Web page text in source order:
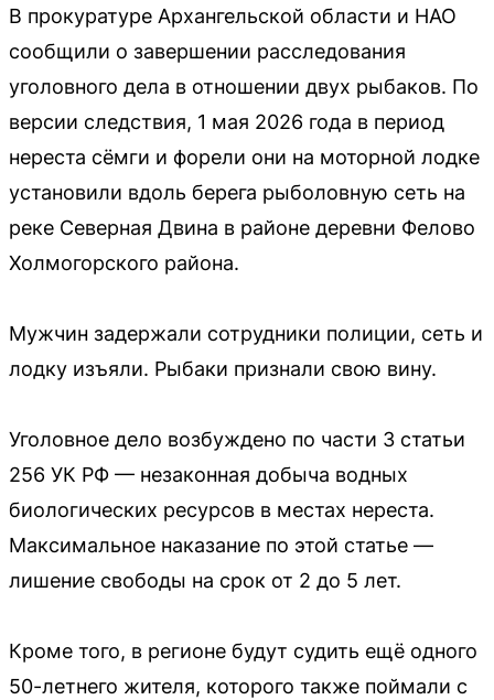
В прокуратуре Архангельской области и НАО
сообщили о завершении расследования
уголовного дела в отношении двух рыбаков. По
версии следствия, 1 мая 2026 года в период
нереста сёмги и форели они на моторной лодке
установили вдоль берега рыболовную сеть на
реке Северная Двина в районе деревни Фелово
Холмогорского района.
Мужчин задержали сотрудники полиции, сеть и
лодку изъяли. Рыбаки признали свою вину.
Уголовное дело возбуждено по части 3 статьи
256 УК РФ — незаконная добыча водных
биологических ресурсов в местах нереста.
Максимальное наказание по этой статье —
лишение свободы на срок от 2 до 5 лет.
Кроме того, в регионе будут судить ещё одного
50-летнего жителя, которого также поймали с